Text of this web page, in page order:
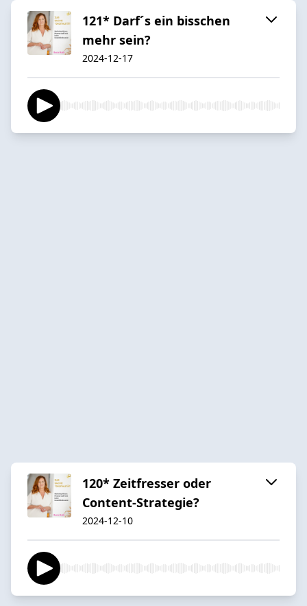
121* Darf´s ein bisschen
mehr sein?
2024-12-17
120* Zeitfresser oder
Content-Strategie?
2024-12-10